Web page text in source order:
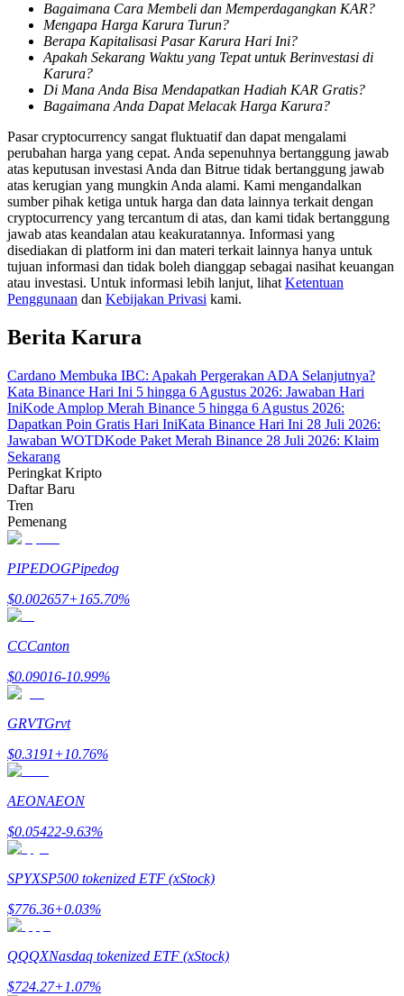
Informasi
Analisis data besar termasuk info perdagangan, dll.
Memandu
Panduan Pemula Berjangka
Strategi perdagangan
Pelajari cara untuk tetap menghasilkan keuntungan
Menghasilkan
Bagaimana Cara Membeli dan Memperdagangkan KAR?
Mengapa Harga Karura Turun?
Berapa Kapitalisasi Pasar Karura Hari Ini?
Apakah Sekarang Waktu yang Tepat untuk Berinvestasi di
Karura?
Di Mana Anda Bisa Mendapatkan Hadiah KAR Gratis?
Bagaimana Anda Dapat Melacak Harga Karura?
Pasar cryptocurrency sangat fluktuatif dan dapat mengalami
perubahan harga yang cepat. Anda sepenuhnya bertanggung jawab
atas keputusan investasi Anda dan Bitrue tidak bertanggung jawab
atas kerugian yang mungkin Anda alami. Kami mengandalkan
sumber pihak ketiga untuk harga dan data lainnya terkait dengan
cryptocurrency yang tercantum di atas, dan kami tidak bertanggung
jawab atas keandalan atau keakuratannya. Informasi yang
disediakan di platform ini dan materi terkait lainnya hanya untuk
tujuan informasi dan tidak boleh dianggap sebagai nasihat keuangan
atau investasi. Untuk informasi lebih lanjut, lihat Ketentuan
Penggunaan dan Kebijakan Privasi kami.
Berita Karura
Cardano Membuka IBC: Apakah Pergerakan ADA Selanjutnya?
Kata Binance Hari Ini 5 hingga 6 Agustus 2026: Jawaban Hari
IniKode Amplop Merah Binance 5 hingga 6 Agustus 2026:
Dapatkan Poin Gratis Hari IniKata Binance Hari Ini 28 Juli 2026:
Jawaban WOTDKode Paket Merah Binance 28 Juli 2026: Klaim
Sekarang
Peringkat Kripto
Daftar Baru
Tren
Pemenang
PIPEDOGPipedog
$0.002657+165.70%
CCCanton
$0.09016-10.99%
GRVTGrvt
$0.3191+10.76%
AEONAEON
$0.05422-9.63%
SPYXSP500 tokenized ETF (xStock)
$776.36+0.03%
QQQXNasdaq tokenized ETF (xStock)
$724.27+1.07%